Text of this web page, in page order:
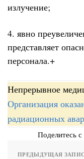
излучение;
4. явно
представляет
персонала.+
Непрерывное
Организация
радиационных
Поделитесь
ПРЕДЫДУЩАЯ